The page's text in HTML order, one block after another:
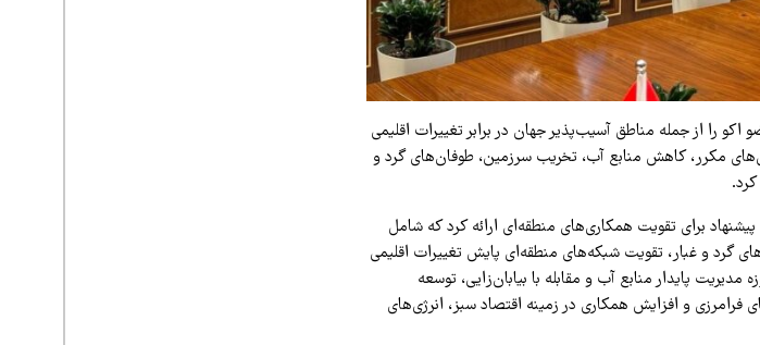
را از جمله مناطق آسیب‌پذیر جهان در برابر تغییرات اقلیمی
مکرر، کاهش منابع آب، تخریب سرزمین، طوفان‌های گرد و
برای تقویت همکاری‌های منطقه‌ای ارائه کرد که شامل
گرد و غبار، تقویت شبکه‌های منطقه‌ای پایش تغییرات اقلیمی
پایدار منابع آب و مقابله با بیابان‌زایی، توسعه
و افزایش همکاری در زمینه اقتصاد سبز، انرژی‌های